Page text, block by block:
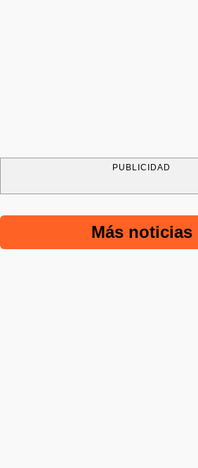
PUBLICIDAD
Más noticias